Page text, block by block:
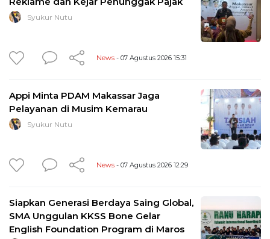
Syukur Nutu
News - 07 Agustus 2026 15:31
Appi Minta PDAM Makassar Jaga
Pelayanan di Musim Kemarau
Syukur Nutu
News - 07 Agustus 2026 12:29
Siapkan Generasi Berdaya Saing Global,
SMA Unggulan KKSS Bone Gelar
English Foundation Program di Maros